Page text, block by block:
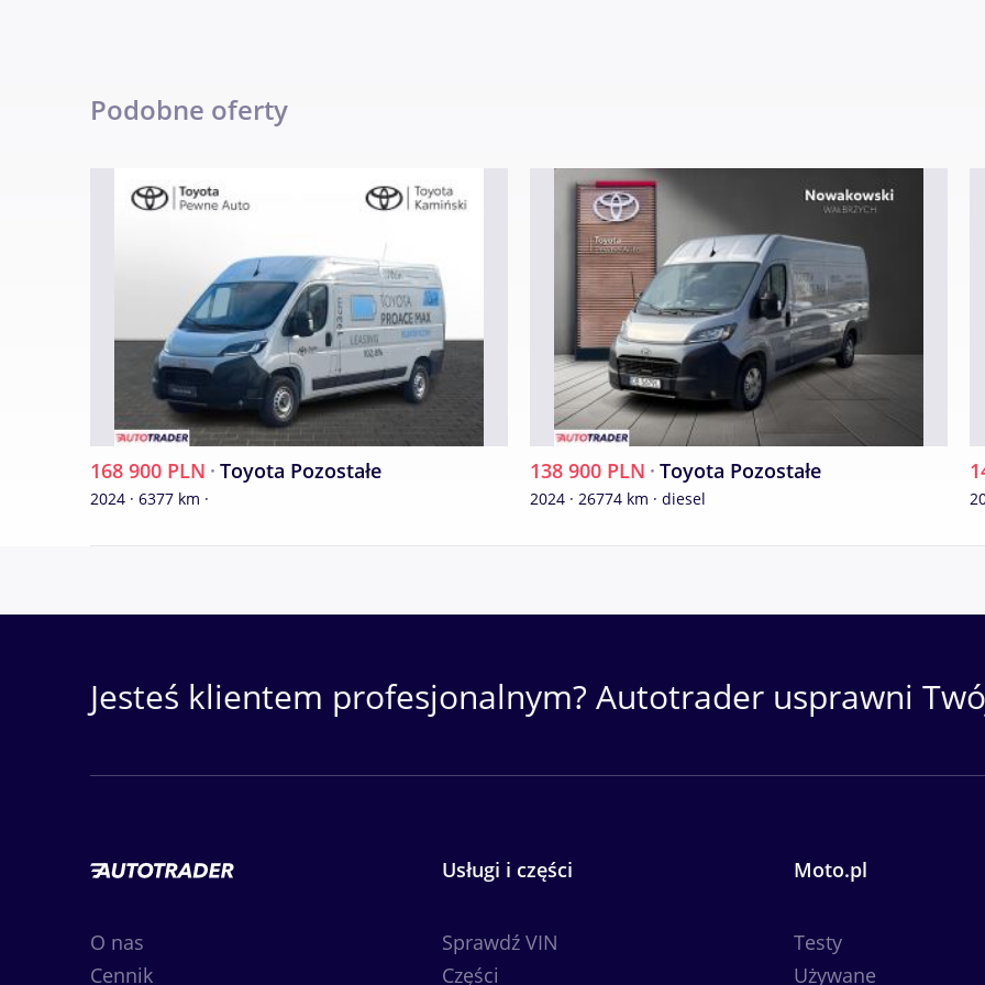
„Niniejsze ogłoszenie jest wyłącznie informacją handlową i nie stanowi oferty w myśl art. 66, § 1.
Kodeksu Cywilnego. Sprzedający nie odpowiada za ewentualne błędy lub nieaktualność
Rok produkcji: 2024
Data pierwszej rejestracji: 2024-09-10
Pojemność: 2184 ccm
Przebieg: 6 819 km
Nadwozie: Furgon (blaszak)
Paliwo: Diesel
Podobne oferty
168 900 PLN · Toyota Pozostałe
2024 · 6377 km ·
138 900 PLN · Toyota Pozostałe
2024 · 26774 km · diesel
Jesteś klientem profesjonalnym? Autotrader usprawni
O nas
Cennik
Usługi i części
Sprawdź VIN
Części
Moto.pl
Testy
Używane